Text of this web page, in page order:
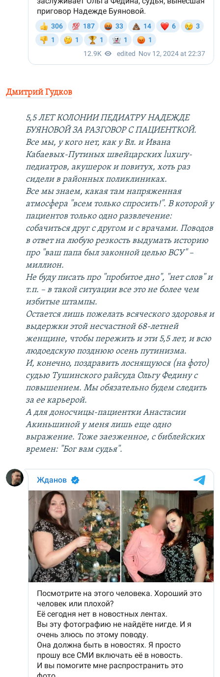
Дмитрий Гудков
5,5 ЛЕТ КОЛОНИИ ПЕДИАТРУ НАДЕЖДЕ
БУЯНОВОЙ ЗА РАЗГОВОР С ПАЦИЕНТКОЙ.
Все мы, у кого нет, как у Вл. и Ивана
Кабаевых-Путиных швейцарских luxury-
педиатров, акушерок и повитух, хоть раз
сидели в районных поликлиниках.
Все мы знаем, какая там напряженная
атмосфера "всем только спросить!". В которой у
пациентов только одно развлечение:
собачиться друг с другом и с врачами. Поводов
в ответ на любую резкость выдумать историю
про "ваш папа был законной целью ВСУ" –
миллион.
Не буду писать про "пробитое дно", "нет слов" и
т.п. – в такой ситуации все это не более чем
избитые штампы.
Остается лишь пожелать всяческого здоровья и
выдержки этой несчастной 68-летней
женщине, чтобы пережить и эти 5,5 лет, и всю
людоедскую позднюю осень путинизма.
И, конечно, поздравить лоснящуюся (на фото)
судью Тушинского райсуда Ольгу Федину с
повышением. Мы обязательно будем следить
за ее карьерой.
А для доносчицы-пациентки Анастасии
Акиньшиной у меня лишь еще одно
выражение. Тоже заезженное, с библейских
времен: "Бог вам судья".